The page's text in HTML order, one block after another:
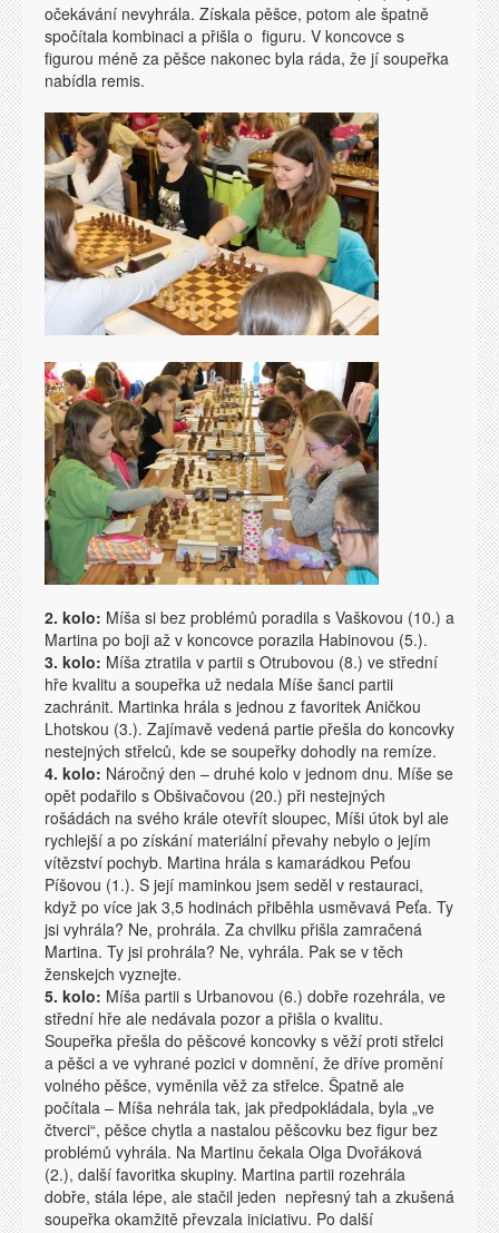
očekávání nevyhrála. Získala pěšce, potom ale špatně
spočítala kombinaci a přišla o figuru. V koncovce s
figurou méně za pěšce nakonec byla ráda, že jí soupeřka
nabídla remis.
2. kolo: Míša si bez problémů poradila s Vaškovou (10.) a
Martina po boji až v koncovce porazila Habinovou (5.).
3. kolo: Míša ztratila v partii s Otrubovou (8.) ve střední
hře kvalitu a soupeřka už nedala Míše šanci partii
zachránit. Martinka hrála s jednou z favoritek Aničkou
Lhotskou (3.). Zajímavě vedená partie přešla do koncovky
nestejných střelců, kde se soupeřky dohodly na remíze.
4. kolo: Náročný den – druhé kolo v jednom dnu. Míše se
opět podařilo s Obšivačovou (20.) při nestejných
rošádách na svého krále otevřít sloupec, Míši útok byl ale
rychlejší a po získání materiální převahy nebylo o jejím
vítězství pochyb. Martina hrála s kamarádkou Peťou
Píšovou (1.). S její maminkou jsem seděl v restauraci,
když po více jak 3,5 hodinách přiběhla usměvavá Peťa. Ty
jsi vyhrála? Ne, prohrála. Za chvilku přišla zamračená
Martina. Ty jsi prohrála? Ne, vyhrála. Pak se v těch
ženskejch vyznejte.
5. kolo: Míša partii s Urbanovou (6.) dobře rozehrála, ve
střední hře ale nedávala pozor a přišla o kvalitu.
Soupeřka přešla do pěšcové koncovky s věží proti střelci
a pěšci a ve vyhrané pozici v domnění, že dříve promění
volného pěšce, vyměnila věž za střelce. Špatně ale
počítala – Míša nehrála tak, jak předpokládala, byla „ve
čtverci“, pěšce chytla a nastalou pěšcovku bez figur bez
problémů vyhrála. Na Martinu čekala Olga Dvořáková
(2.), další favoritka skupiny. Martina partii rozehrála
dobře, stála lépe, ale stačil jeden nepřesný tah a zkušená
soupeřka okamžitě převzala iniciativu. Po další